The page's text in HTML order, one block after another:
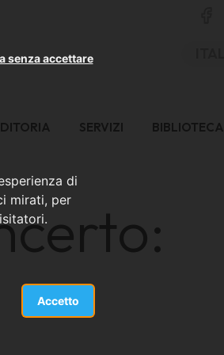
di
mirati, per
Accetto
senza accettare
SERVIZI BIBLIOTECA